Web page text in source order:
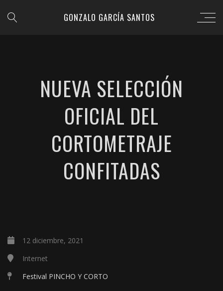
GONZALO GARCÍA SANTOS
NUEVA SELECCIÓN
OFICIAL DEL
CORTOMETRAJE
CONFITADAS
12 diciembre, 2021
Internet
Festival PINCHO Y CORTO